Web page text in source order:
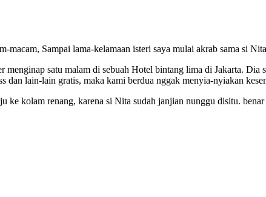
Sampai lama-kelamaan isteri saya mulai akrab sama si
satu malam di sebuah Hotel bintang lima di Jakarta. Dia
dan lain-lain gratis, maka kami berdua nggak menyia-nyiakan
ke kolam renang, karena si Nita sudah janjian nunggu disitu.